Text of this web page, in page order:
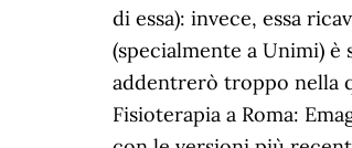
di essa): invece, essa
(specialmente a Unimi)
addentrerò troppo nella
Fisioterapia a Roma: